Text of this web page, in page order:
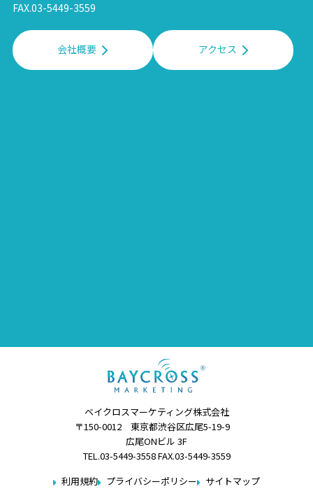
FAX.03-5449-3559
会社概要 アクセス
ベイクロスマーケティング株式会社
〒150-0012 東京都渋谷区広尾5-19-9
広尾ONビル 3F
TEL.03-5449-3558 FAX.03-5449-3559
利用規約
プライバシーポリシー サイトマップ